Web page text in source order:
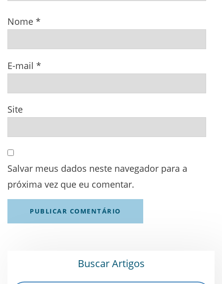
Nome *
E-mail *
Site
Salvar meus dados neste navegador para a
próxima vez que eu comentar.
Buscar Artigos